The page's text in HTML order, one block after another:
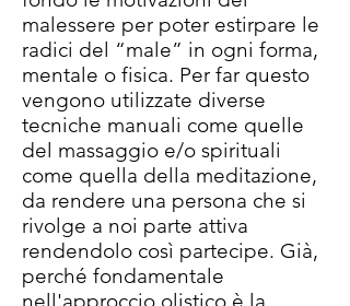
malessere per poter estirpare le
radici del “male” in ogni forma,
mentale o fisica. Per far questo
vengono utilizzate diverse
tecniche manuali come quelle
del massaggio e/o spirituali
come quella della meditazione,
da rendere una persona che si
rivolge a noi parte attiva
rendendolo così partecipe. Già,
perché fondamentale